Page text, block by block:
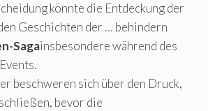
könnte die Entdeckung der
Geschichten der … behindern
Sagainsbesondere während des
beschweren sich über den Druck,
bevor die